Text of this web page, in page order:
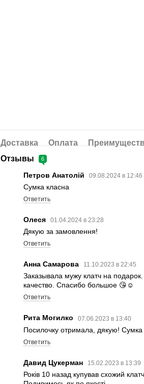
Доставка Оплата
Отзывы
6
Петров Анатолій 09.08.2024 в 12:46
Сумка класна
Ответить
Олеся 01.04.2024 в 23:28
Дякую за замовлення!
Ответить
Анна Самарова 11.10.2023 в 22:45
Заказывала мужу клатч на
качество. Спасибо большое 😘☺️
Ответить
Рита Могилко 07.06.2023 в 13:40
Посилочку отримала, дякую! Сумка
Ответить
Давид Цукерман 15.02.2023 в 13:39
Років 10 назад купував схожий